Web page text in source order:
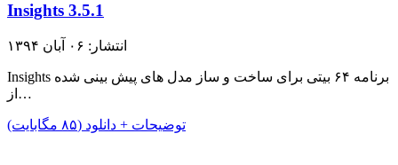
Insights 3.5.1
انتشار: ۰۶ آبان ۱۳۹۴
Insights برنامه ۶۴ بیتی برای ساخت و ساز مدل های پیش بینی شده
از…
توضیحات + دانلود (۸۵ مگابایت)